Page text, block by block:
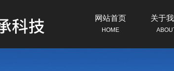
网站首页
HOME
关于